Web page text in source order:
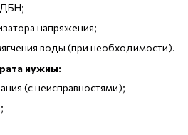
напряжения;
воды (при необходимости).
нужны:
(с неисправностями);